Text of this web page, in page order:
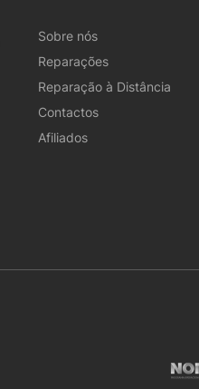
Sobre nós
Reparações
Reparação à Distância
Contactos
Afiliados